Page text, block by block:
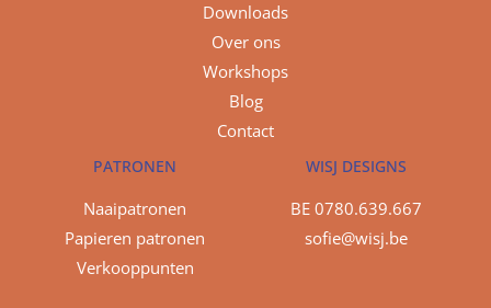
Downloads
Over ons
Workshops
Blog
Contact
PATRONEN
Naaipatronen
Papieren patronen
Verkooppunten
WISJ DESIGNS
BE 0780.639.667
sofie@wisj.be